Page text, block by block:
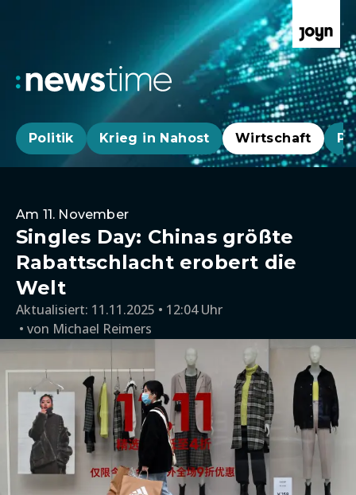
Politik Krieg in Nahost Wirtschaft
Am 11. November
Singles Day: Chinas größte
Rabattschlacht erobert die
Welt
Aktualisiert: 11.11.2025 • 12:04 Uhr
von Michael Reimers